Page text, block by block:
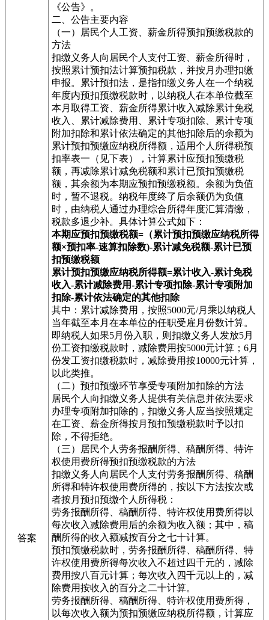
答案
《公告》。
二、公告主要内容
（一）居民个人工资、薪金所得预扣预缴税款的
方法
扣缴义务人向居民个人支付工资、薪金所得时，
按照累计预扣法计算预扣税款，并按月办理扣缴
申报。累计预扣法，是指扣缴义务人在一个纳税
年度内预扣预缴税款时，以纳税人在本单位截至
本月取得工资、薪金所得累计收入减除累计免税
收入、累计减除费用、累计专项扣除、累计专项
附加扣除和累计依法确定的其他扣除后的余额为
累计预扣预缴应纳税所得额，适用个人所得税预
扣率表一（见下表），计算累计应预扣预缴税
额，再减除累计减免税额和累计已预扣预缴税
额，其余额为本期应预扣预缴税额。余额为负值
时，暂不退税。纳税年度终了后余额仍为负值
时，由纳税人通过办理综合所得年度汇算清缴，
税款多退少补。具体计算公式如下：
本期应预扣预缴税额=（累计预扣预缴应纳税所得
额×预扣率-速算扣除数)-累计减免税额-累计已预
扣预缴税额
累计预扣预缴应纳税所得额=累计收入-累计免税
收入-累计减除费用-累计专项扣除-累计专项附加
扣除-累计依法确定的其他扣除
其中：累计减除费用，按照5000元/月乘以纳税人
当年截至本月在本单位的任职受雇月份数计算。
即纳税人如果5月份入职，则扣缴义务人发放5月
份工资扣缴税款时，减除费用按5000元计算；6月
份发工资扣缴税款时，减除费用按10000元计算，
以此类推。
（二）预扣预缴环节享受专项附加扣除的方法
居民个人向扣缴义务人提供有关信息并依法要求
办理专项附加扣除的，扣缴义务人应当按照规定
在工资、薪金所得按月预扣预缴税款时予以扣
除，不得拒绝。
（三）居民个人劳务报酬所得、稿酬所得、特许
权使用费所得预扣预缴税款的方法
扣缴义务人向居民个人支付劳务报酬所得、稿酬
所得和特许权使用费所得的，按以下方法按次或
者按月预扣预缴个人所得税：
劳务报酬所得、稿酬所得、特许权使用费所得以
每次收入减除费用后的余额为收入额；其中，稿
酬所得的收入额减按百分之七十计算。
预扣预缴税款时，劳务报酬所得、稿酬所得、特
许权使用费所得每次收入不超过四千元的，减除
费用按八百元计算；每次收入四千元以上的，减
除费用按收入的百分之二十计算。
劳务报酬所得、稿酬所得、特许权使用费所得，
以每次收入额为预扣预缴应纳税所得额，计算应